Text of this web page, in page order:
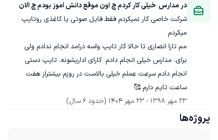
در مدارس  خیلی کار کردم چ اون موقع دانش اموز بودم چ الان
شرکت خاصی کار نمیکردم فقط فایل صوتی یا کاغذی رو‌تایپ
میکردم
مم تارا انصاری تا حالا کار تایپ واسه درامد انجام ندادم ولی
برای. مدارس خیلی انجام دادم  کارای اداریشونه. تایپ دستی
انجام دادم سرعت عملم خیلی بالاست در روزم بیشتراز هفت
ساعت تایم دارم 🥰
23 مهر 1398
- 23 مهر 1404 (حدود 6 سال)
پروژه‌ها